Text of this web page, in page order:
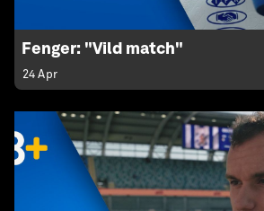
Fenger: "Vild match"
24 Apr